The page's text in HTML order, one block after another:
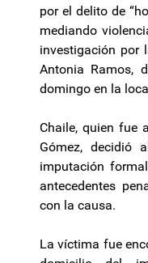
por el delito de
mediando
investigación por
Antonia Ramos,
domingo en la
Chaile, quien fue
Gómez, decidió
imputación
antecedentes
con la causa.
La víctima fue